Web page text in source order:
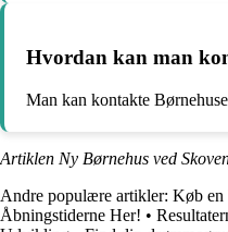
Hvordan kan man
Man kan kontakte
Artiklen Ny Børnehus ved
Andre populære artikler: Køb en
Åbningstiderne Her! •